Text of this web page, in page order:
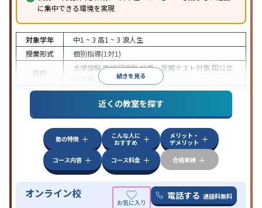
に集中できる環境を実現
続きを見る
対象学年 中1 ~ 3 高1 ~ 3 浪人生
授業形式
個別指導(1対1)
目的
大学受験医学部受験授業・定期テスト対策 国公立
英検(英語検定)対策
中高一貫校生に対応授業の振替可能オンライン対
自習室あり
近くの教室を探す
塾の特徴
こんな人に
おすすめ
メリット・
デメリット
コース内容
コース料金 合格実績
オンライン校 電話する 通話料無料